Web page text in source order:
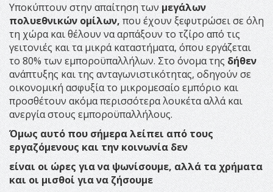
Υποκύπτουν στην απαίτηση των μεγάλων
πολυεθνικών ομίλων,που έχουν ξεφυτρώσει σε όλη
τη χώρα και θέλουν να αρπάξουν το τζίρο από τις
γειτονιές και τα μικρά καταστήματα, όπου εργάζεται
το 80% των εμποροϋπαλλήλων. Στο όνομα τηςδήθεν
ανάπτυξης και της ανταγωνιστικότητας, οδηγούν σε
οικονομική ασφυξία το μικρομεσαίο εμπόριο και
προσθέτουν ακόμα περισσότερα λουκέτα αλλά και
ανεργία στους εμποροϋπαλλήλους.
Όμως αυτό που σήμερα λείπει από τους
εργαζόμενους και την κοινωνία δεν
είναι οι ώρες για να ψωνίσουμε, αλλά τα χρήματα
και οι μισθοί για να ζήσουμε